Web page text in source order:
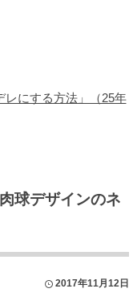
レにする方法」（25年
球デザインのネ
2017年11月12日